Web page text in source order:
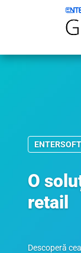
O
retail
Descoperă